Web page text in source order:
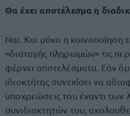
Θα έχει αποτέλεσμα η
Ναι. Και μόνο η κοινοποίηση
«διαταγής πληρωμών» τις
φέρνει αποτελέσματα. Εάν
ιδιοκτήτης συνεχίσει να
υποχρεώσεις του έναντι των
συνιδιοκτητών του,